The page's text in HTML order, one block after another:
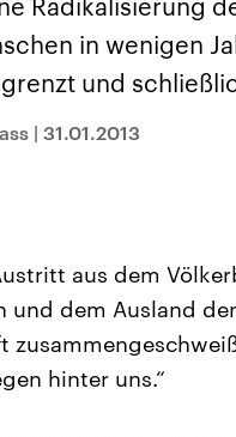
der Erde, mit
Einfluss auf das
Weltgeschehen.
Region
Gewalt
möchte
die
Radikalisierung
in wenigen
und
| 31.01.2013
aus dem
und dem Ausland
hinter uns.“